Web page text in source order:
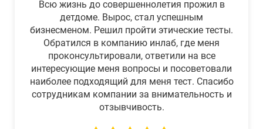
Всю жизнь до совершеннолетия прожил в
детдоме. Вырос, стал успешным
бизнесменом. Решил пройти этические тесты.
Обратился в компанию инлаб, где меня
проконсультировали, ответили на все
интересующие меня вопросы и посоветовали
наиболее подходящий для меня тест. Спасибо
сотрудникам компании за внимательность и
отзывчивость.